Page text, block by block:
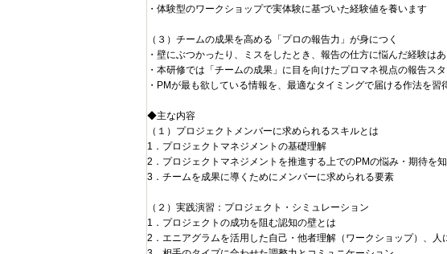
・体験型のワークショップで実体験に基づいた経験値を養います
（３）チームの成果を高める「プロの報告力」が身につく
・壁にぶつかったり、ミスをしたとき、報告の仕方に悩んだ経験は
・本研修では「チームの成果」に目を向けたプロマネ視点の報告ス
・PMが最も欲している情報を、最適なタイミングで届ける作法を習
◆主な内容
（１）プロジェクトメンバーに求められるスキルとは
1．プロジェクトマネジメントの基礎理解
2．プロジェクトマネジメントを推進する上でのPMの悩み・期待を
3．チームを成果に導くためにメンバーに求められる要素
（２）実践演習：プロジェクト・シミュレーション
1．プロジェクトの成功を阻む認知の壁とは
2．エニアグラムを活用した自己・他者理解（ワークショップ）、